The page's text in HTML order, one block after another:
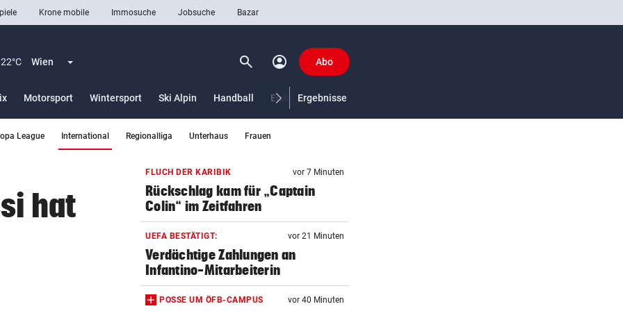
Krone mobile Immosuche Jobsuche Bazar
22°C Wien Menü aufklappen search Suchen
account_circle Abo
Motorsport Wintersport Ski Alpin Handball Eishockey US-Sport
Ergebnisse
League International Regionalliga Unterhaus Frauen
hat
FLUCH DER KARIBIK vor 7 Minuten
Rückschlag kam für „Captain
Colin“ im Zeitfahren
UEFA BESTÄTIGT: vor 21 Minuten
Verdächtige Zahlungen an
Infantino-Mitarbeiterin
POSSE UM ÖFB-CAMPUS vor 40 Minuten